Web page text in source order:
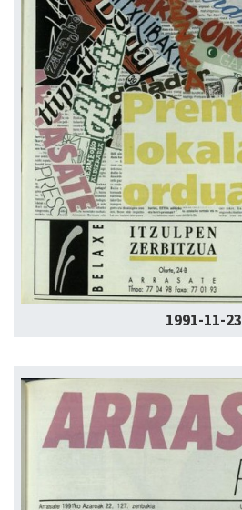
1991-11-23